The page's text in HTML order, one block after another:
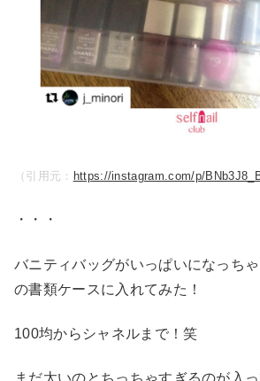
（引用元： https://instagram.com/p/
・・・
バニティバッグがいっぱいになっち
の書類ケースに入れてみた！
100均からシャネルまで！笑